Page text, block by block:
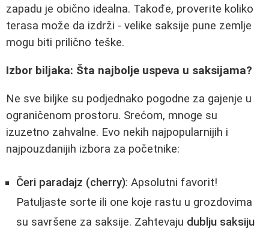
zapadu je obično idealna. Takođe, proverite koliko
terasa može da izdrži - velike saksije pune zemlje
mogu biti prilično teške.
Izbor biljaka: Šta najbolje uspeva u saksijama?
Ne sve biljke su podjednako pogodne za gajenje u
ograničenom prostoru. Srećom, mnoge su
izuzetno zahvalne. Evo nekih najpopularnijih i
najpouzdanijih izbora za početnike:
Čeri paradajz (cherry): Apsolutni favorit!
Patuljaste sorte ili one koje rastu u grozdovima
su savršene za saksije. Zahtevaju dublju saksiju